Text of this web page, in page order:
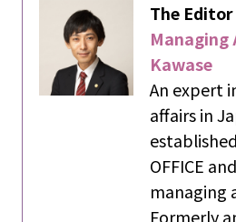
The Editor
Managing
Kawase
An expert
affairs in
OFFICE
managing
Formerly